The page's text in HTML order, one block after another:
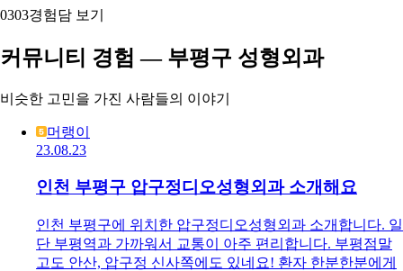
0303경험담 보기
커뮤니티 경험 — 부평구 성형외과
비슷한 고민을 가진 사람들의 이야기
머랭이
23.08.23
인천 부평구 압구정디오성형외과 소개해요
인천 부평구에 위치한 압구정디오성형외과 소개합니다. 일
단 부평역과 가까워서 교통이 아주 편리합니다. 부평점말
고도 안산, 압구정 신사쪽에도 있네요! 환자 한분한분에게